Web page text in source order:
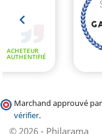
Marchand approuvé
vérifier.
© 2026 - Philarama